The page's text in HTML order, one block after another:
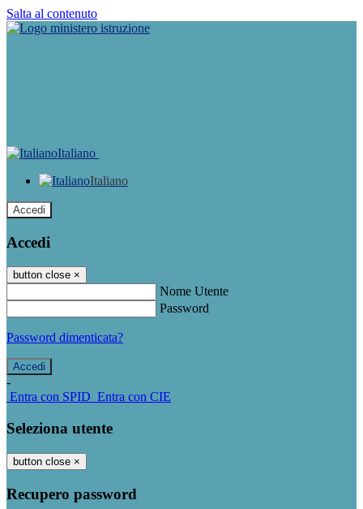
Salta al contenuto
Italiano
Italiano
Accedi
Accedi
button close ×
Nome Utente
Password
Password dimenticata?
-
Entra con SPID Entra con CIE
Seleziona utente
button close ×
Recupero password